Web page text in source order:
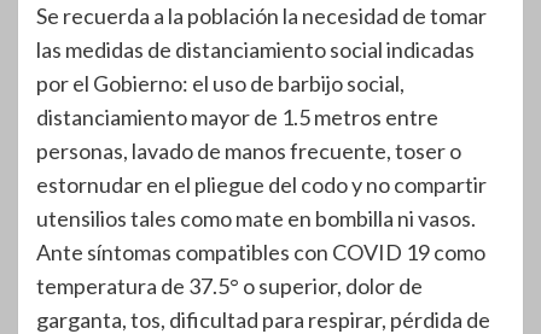
Se recuerda a la población la necesidad de tomar
las medidas de distanciamiento social indicadas
por el Gobierno: el uso de barbijo social,
distanciamiento mayor de 1.5 metros entre
personas, lavado de manos frecuente, toser o
estornudar en el pliegue del codo y no compartir
utensilios tales como mate en bombilla ni vasos.
Ante síntomas compatibles con COVID 19 como
temperatura de 37.5° o superior, dolor de
garganta, tos, dificultad para respirar, pérdida de